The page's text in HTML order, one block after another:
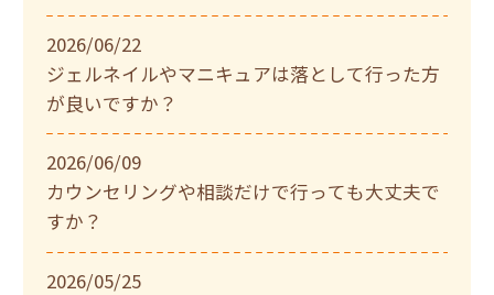
2026/06/22
ジェルネイルやマニキュアは落として行った方
が良いですか？
2026/06/09
カウンセリングや相談だけで行っても大丈夫で
すか？
2026/05/25